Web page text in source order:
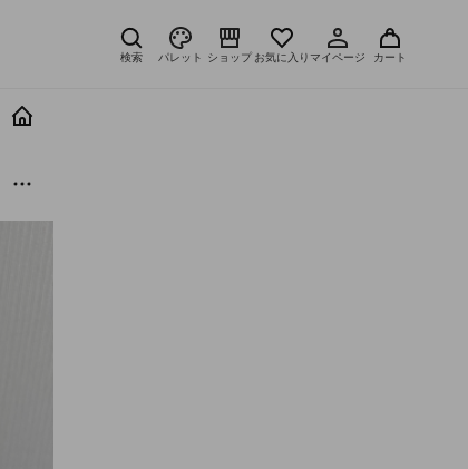
検索 パレット ショップ お気に入り マイページ カート